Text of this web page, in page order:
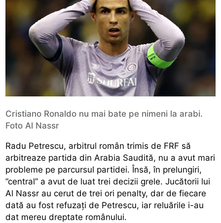
Cristiano Ronaldo nu mai bate pe nimeni la arabi.
Foto Al Nassr
Radu Petrescu, arbitrul român trimis de FRF să
arbitreaze partida din Arabia Saudită, nu a avut mari
probleme pe parcursul partidei. Însă, în prelungiri,
”central” a avut de luat trei decizii grele. Jucătorii lui
Al Nassr au cerut de trei ori penalty, dar de fiecare
dată au fost refuzați de Petrescu, iar reluările i-au
dat mereu dreptate românului.